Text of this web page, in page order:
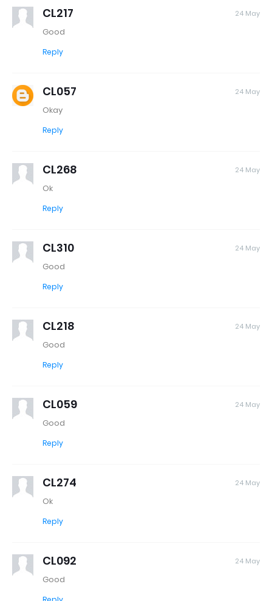
CL217 24 May
Good
Reply
CL057 24 May
Okay
Reply
CL268 24 May
Ok
Reply
CL310 24 May
Good
Reply
CL218 24 May
Good
Reply
CL059 24 May
Good
Reply
CL274 24 May
Ok
Reply
CL092 24 May
Good